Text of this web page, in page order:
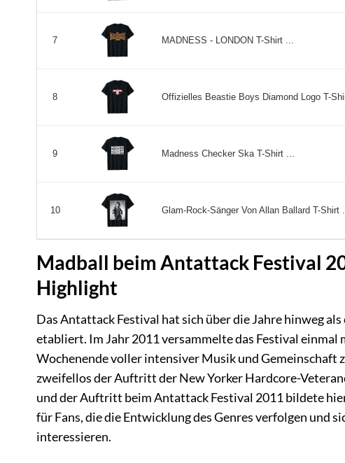
7 MADNESS - LONDON T-Shirt ...
8 Offizielles Beastie Boys Diamond Logo T-
9 Madness Checker Ska T-Shirt ...
10 Glam-Rock-Sänger Von Allan Ballard T-Shirt
Madball beim Antattack Festival
Highlight
Das Antattack Festival hat sich über die Jahre hinweg
etabliert. Im Jahr 2011 versammelte das Festival
Wochenende voller intensiver Musik und Gemeinschaft
zweifellos der Auftritt der New Yorker Hardcore-
und der Auftritt beim Antattack Festival 2011 bildete
für Fans, die die Entwicklung des Genres verfolgen und
interessieren.